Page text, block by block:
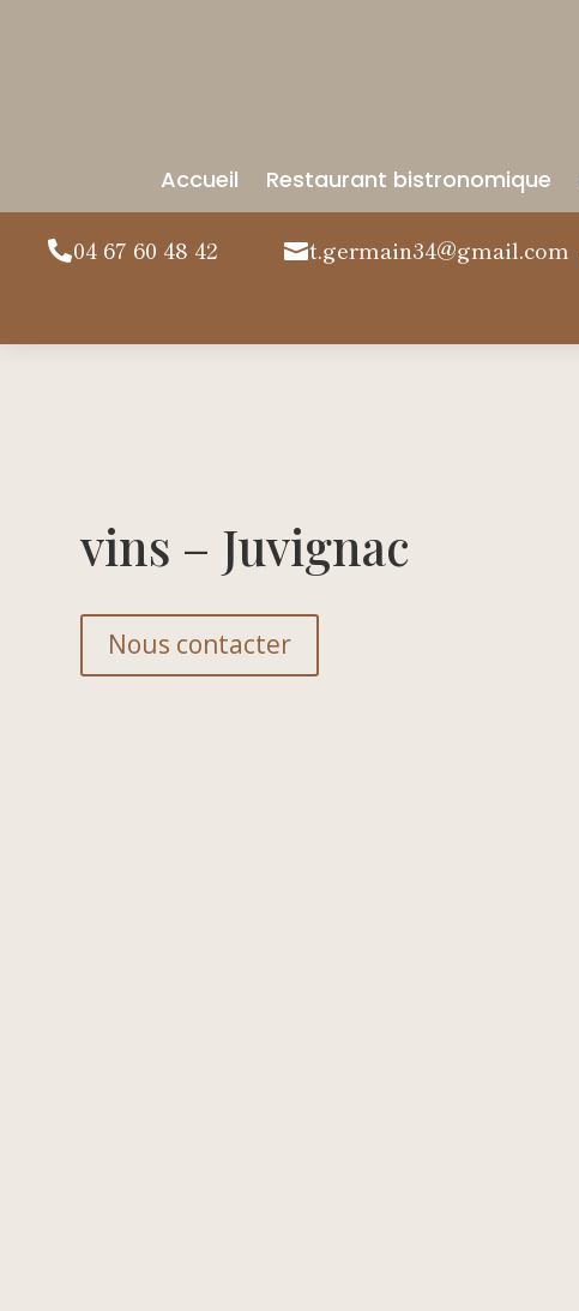
Accueil Restaurant bistronomique
04 67 60 48 42 t.germain34@gmail.com
vins – Juvignac
Nous contacter